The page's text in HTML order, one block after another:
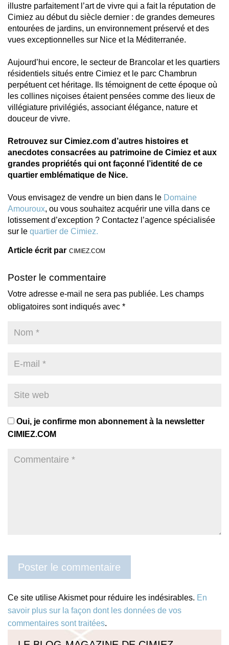
illustre parfaitement l’art de vivre qui a fait la réputation de
Cimiez au début du siècle dernier : de grandes demeures
entourées de jardins, un environnement préservé et des
vues exceptionnelles sur Nice et la Méditerranée.
Aujourd’hui encore, le secteur de Brancolar et les quartiers
résidentiels situés entre Cimiez et le parc Chambrun
perpétuent cet héritage. Ils témoignent de cette époque où
les collines niçoises étaient pensées comme des lieux de
villégiature privilégiés, associant élégance, nature et
douceur de vivre.
Retrouvez sur Cimiez.com d’autres histoires et
anecdotes consacrées au patrimoine de Cimiez et aux
grandes propriétés qui ont façonné l’identité de ce
quartier emblématique de Nice.
Vous envisagez de vendre un bien dans le Domaine
Amouroux, ou vous souhaitez acquérir une villa dans ce
lotissement d’exception ? Contactez l’agence spécialisée
sur le quartier de Cimiez.
Article écrit par CIMIEZ.COM
Poster le commentaire
Votre adresse e-mail ne sera pas publiée. Les champs
obligatoires sont indiqués avec *
Oui, je confirme mon abonnement à la newsletter
CIMIEZ.COM
Ce site utilise Akismet pour réduire les indésirables. En
savoir plus sur la façon dont les données de vos
commentaires sont traitées.